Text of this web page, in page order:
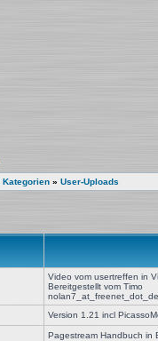
Kategorien » User-Uploads
Video vom usertreffen in
Bereitgestellt vom Timo
nolan7_at_freenet_dot_de
Version 1.21 incl
Pagestream Handbuch in